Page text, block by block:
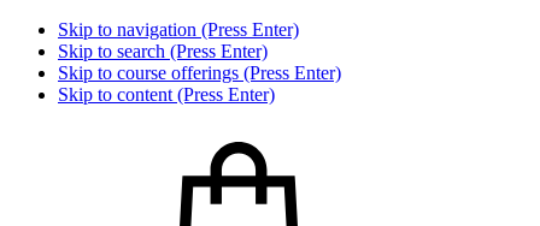
Skip to navigation (Press Enter)
Skip to search (Press Enter)
Skip to course offerings (Press Enter)
Skip to content (Press Enter)